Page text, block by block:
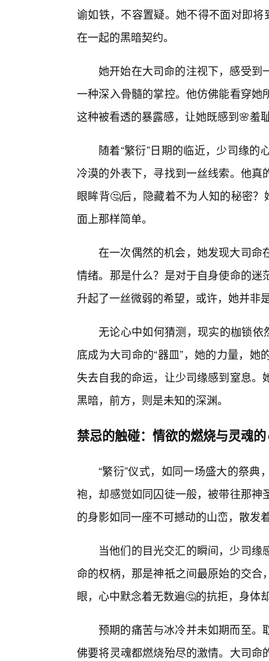
谕如铁，不容置疑。她不得不面对即
在一起的黑暗契约。
她开始在大司命的注视下，感受到
一种深入骨髓的掌控。他仿佛能看穿
这种被看透的暴露感，让她既感到🌸羞
随着“繁衍”日期的临近，少司缘
冷漠的外表下，寻找到一丝线索。他
眼眸背🤔后，隐藏着不为人知的秘密
面上那样简单。
在一次偶然的机会，她发现大司命
情绪。那是什么？是对于自身使命的
升起了一丝微弱的希望，或许，她并非
无论心中如何猜测，现实的枷锁依
底成为大司命的“器皿”，她的力量，
失去自我的命运，让少司缘感到窒息
黑暗，前方，则是未知的深渊。
禁忌的触碰：情欲的燃烧与灵魂
“繁衍”仪式，如同一场盛大的祭
袍，却感觉如同囚徒一般，被带往那
的身影如同一座不可撼动的山峦，散发
当他们的目光交汇的瞬间，少司
命的权柄，那是神祇之间最原始的交
眼，心中默念着无数遍🤔的抗拒，身体
预期的痛苦与冰冷并未如期而至。
佛要将灵魂都燃烧殆尽的激情。大司